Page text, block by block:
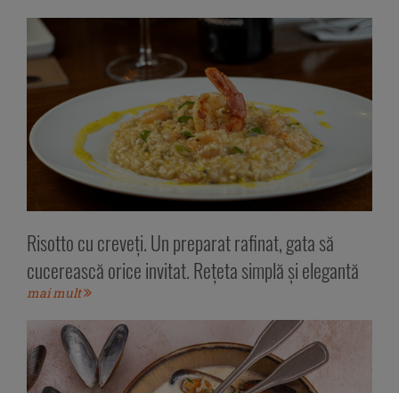
Risotto cu creveți. Un preparat rafinat, gata să
cucerească orice invitat. Rețeta simplă și elegantă
mai mult